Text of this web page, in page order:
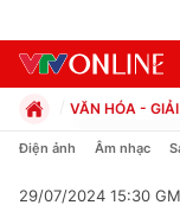
VĂN HÓA -
Chính trị
Pháp luật
Điện ảnh Âm nhạc
29/07/2024 15:30